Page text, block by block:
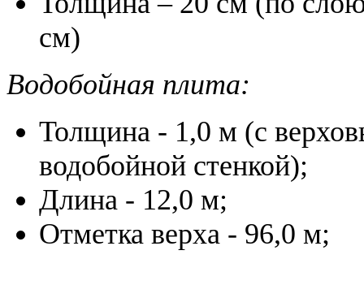
см)
Водобойная плита:
Толщина - 1,0 м (с
водобойной стенкой);
Длина - 12,0 м;
Отметка верха - 96,0 м;